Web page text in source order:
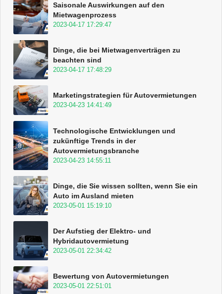
Saisonale Auswirkungen auf den
Mietwagenprozess
2023-04-17 17:29:47
Dinge, die bei Mietwagenverträgen zu
beachten sind
2023-04-17 17:48:29
Marketingstrategien für Autovermietungen
2023-04-23 14:41:49
Technologische Entwicklungen und
zukünftige Trends in der
Autovermietungsbranche
2023-04-23 14:55:11
Dinge, die Sie wissen sollten, wenn Sie ein
Auto im Ausland mieten
2023-05-01 15:19:10
Der Aufstieg der Elektro- und
Hybridautovermietung
2023-05-01 22:34:42
Bewertung von Autovermietungen
2023-05-01 22:51:01